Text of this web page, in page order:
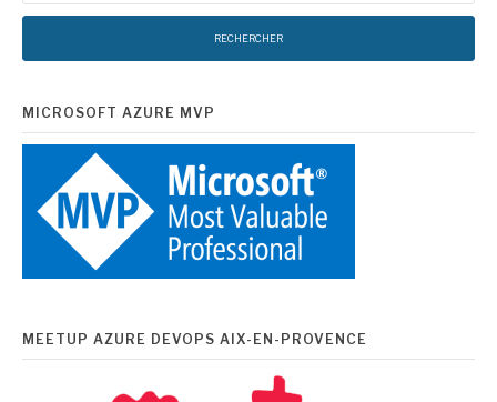
MICROSOFT AZURE MVP
MEETUP AZURE DEVOPS AIX-EN-PROVENCE